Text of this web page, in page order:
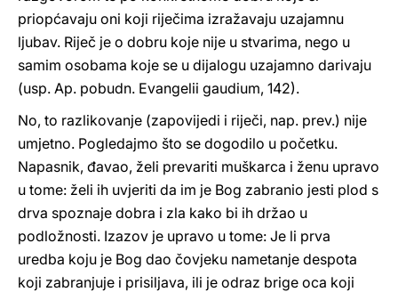
priopćavaju oni koji riječima izražavaju uzajamnu
ljubav. Riječ je o dobru koje nije u stvarima, nego u
samim osobama koje se u dijalogu uzajamno darivaju
(usp. Ap. pobudn. Evangelii gaudium, 142).
No, to razlikovanje (zapovijedi i riječi, nap. prev.) nije
umjetno. Pogledajmo što se dogodilo u početku.
Napasnik, đavao, želi prevariti muškarca i ženu upravo
u tome: želi ih uvjeriti da im je Bog zabranio jesti plod s
drva spoznaje dobra i zla kako bi ih držao u
podložnosti. Izazov je upravo u tome: Je li prva
uredba koju je Bog dao čovjeku nametanje despota
koji zabranjuje i prisiljava, ili je odraz brige oca koji